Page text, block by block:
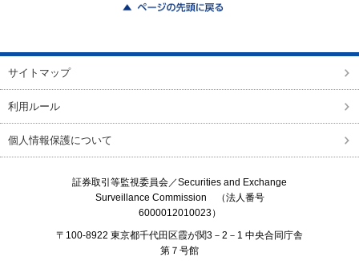
サイトマップ
利用ルール
個人情報保護について
証券取引等監視委員会／Securities and Exchange
Surveillance Commission （法人番号
6000012010023）
〒100-8922 東京都千代田区霞が関3－2－1 中央合同庁舎
第７号館